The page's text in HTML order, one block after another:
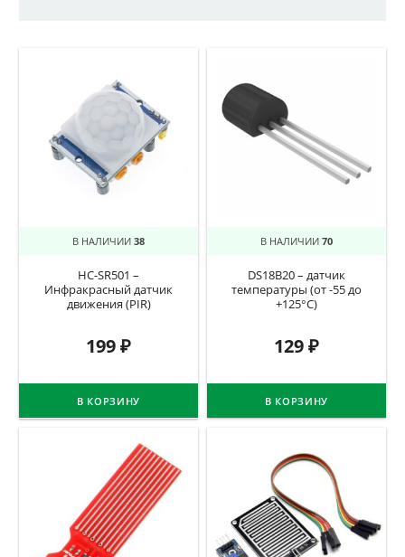
В НАЛИЧИИ 38
HC-SR501 –
Инфракрасный датчик
движения (PIR)
199₽
В КОРЗИНУ
В НАЛИЧИИ 70
DS18B20 – датчик
температуры (от -55 до
+125°C)
129₽
В КОРЗИНУ